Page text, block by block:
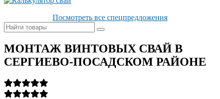
Посмотреть все спецпредложения
МОНТАЖ ВИНТОВЫХ СВАЙ В
СЕРГИЕВО-ПОСАДСКОМ РАЙОНЕ